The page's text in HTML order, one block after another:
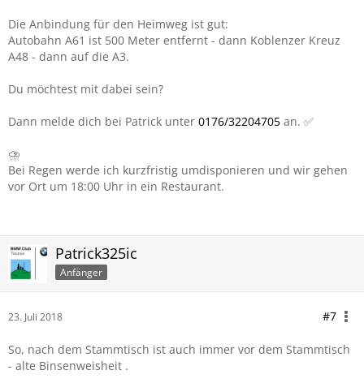
Die Anbindung für den Heimweg ist gut:
Autobahn A61 ist 500 Meter entfernt - dann Koblenzer Kreuz
A48 - dann auf die A3.
Du möchtest mit dabei sein?
Dann melde dich bei Patrick unter 0176/32204705 an. ✅
⛈
Bei Regen werde ich kurzfristig umdisponieren und wir gehen
vor Ort um 18:00 Uhr in ein Restaurant.
Patrick325ic
Anfänger
23. Juli 2018 #7
So, nach dem Stammtisch ist auch immer vor dem Stammtisch
- alte Binsenweisheit .